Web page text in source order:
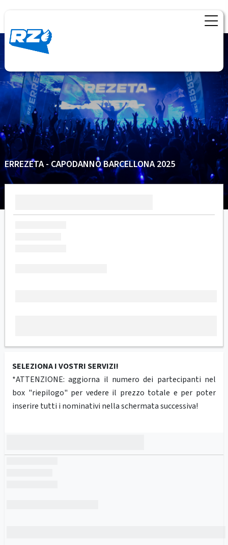
ERREZETA - CAPODANNO BARCELLONA 2025
SELEZIONA I VOSTRI SERVIZI!
*ATTENZIONE: aggiorna il numero dei partecipanti nel
box "riepilogo" per vedere il prezzo totale e per poter
inserire tutti i nominativi nella schermata successiva!